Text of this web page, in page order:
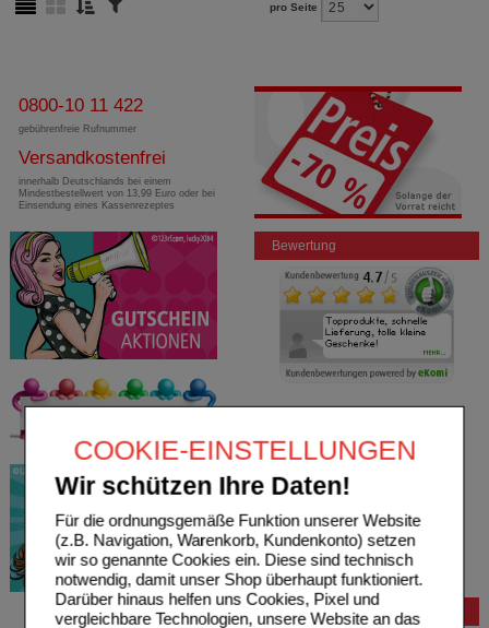
COOKIE-EINSTELLUNGEN
Wir schützen Ihre Daten!
Für die ordnungsgemäße Funktion unserer Website
(z.B. Navigation, Warenkorb, Kundenkonto) setzen
wir so genannte Cookies ein. Diese sind technisch
notwendig, damit unser Shop überhaupt funktioniert.
Darüber hinaus helfen uns Cookies, Pixel und
vergleichbare Technologien, unsere Website an das
pro Seite
0800-10 11 422
gebührenfreie Rufnummer
Versandkostenfrei
innerhalb Deutschlands bei einem
Mindestbestellwert von 13,99 Euro oder bei
Einsendung eines Kassenrezeptes
Bewertung
Bestellung